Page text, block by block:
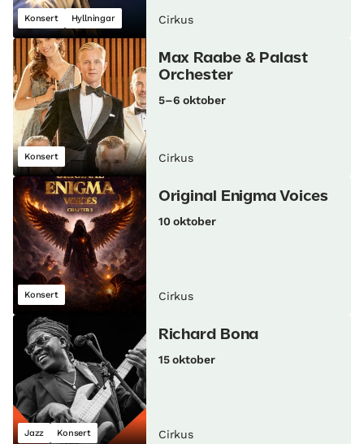
Konsert Hyllningar Cirkus
Konsert
Max Raabe & Palast
Orchester
5–6 oktober
Cirkus
Konsert
Original Enigma Voices
10 oktober
Cirkus
Jazz Konsert
Richard Bona
15 oktober
Cirkus